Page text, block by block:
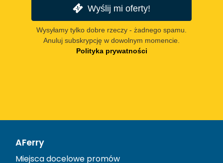
Wyślij mi oferty!
Wysyłamy tylko dobre rzeczy - żadnego spamu.
Anuluj subskrypcję w dowolnym momencie.
Polityka prywatności
AFerry
Miejsca docelowe promów